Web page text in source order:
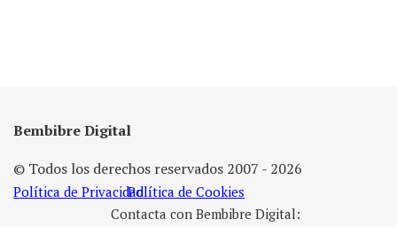
Bembibre Digital
© Todos los derechos reservados 2007 - 2026
Política de PrivacidadPolítica de Cookies
Contacta con Bembibre Digital: